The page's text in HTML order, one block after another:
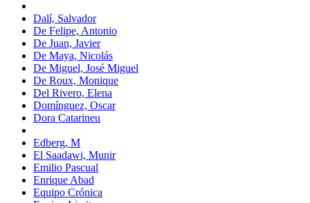
Dalí, Salvador
De Felipe, Antonio
De Juan, Javier
De Maya, Nicolás
De Miguel, José Miguel
De Roux, Monique
Del Rivero, Elena
Domínguez, Oscar
Dora Catarineu
Edberg, M
El Saadawi, Munir
Emilio Pascual
Enrique Abad
Equipo Crónica